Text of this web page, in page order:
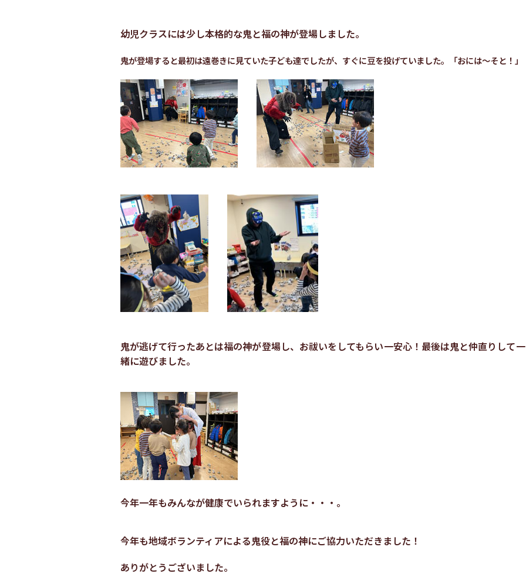
幼児クラスには少し本格的な鬼と福の神が登場しました。
鬼が登場すると最初は遠巻きに見ていた子ども達でしたが、すぐに豆を投げていました。「おには～そと！」
鬼が逃げて行ったあとは福の神が登場し、お祓いをしてもらい一安心！最後は鬼と仲直りして一
緒に遊びました。
今年一年もみんなが健康でいられますように・・・。
今年も地域ボランティアによる鬼役と福の神にご協力いただきました！
ありがとうございました。